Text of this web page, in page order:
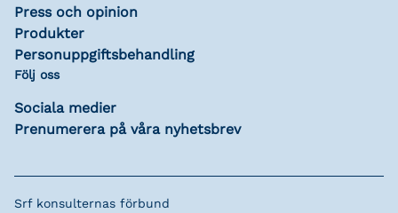
Press och opinion
Produkter
Personuppgiftsbehandling
Följ oss
Sociala medier
Prenumerera på våra nyhetsbrev
Srf konsulternas förbund